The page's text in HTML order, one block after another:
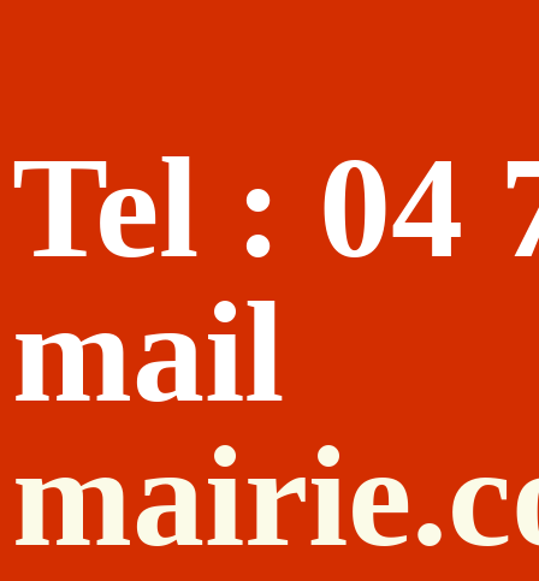
Tel : 04
mail